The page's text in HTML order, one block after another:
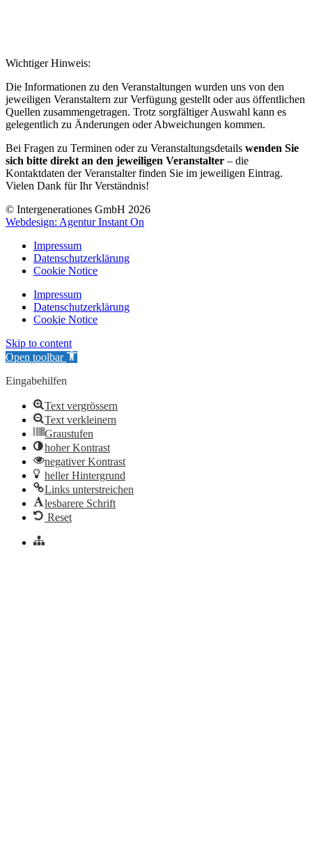
Wichtiger Hinweis:
Die Informationen zu den Veranstaltungen wurden uns von den
jeweiligen Veranstaltern zur Verfügung gestellt oder aus öffentlichen
Quellen zusammengetragen. Trotz sorgfältiger Auswahl kann es
gelegentlich zu Änderungen oder Abweichungen kommen.
Bei Fragen zu Terminen oder zu Veranstaltungsdetails wenden Sie
sich bitte direkt an den jeweiligen Veranstalter – die
Kontaktdaten der Veranstalter finden Sie im jeweiligen Eintrag.
Vielen Dank für Ihr Verständnis!
© Intergenerationes GmbH 2026
Webdesign: Agentur Instant On
Impressum
Datenschutzerklärung
Cookie Notice
Impressum
Datenschutzerklärung
Cookie Notice
Skip to content
Open toolbar
Eingabehilfen
Text vergrössern
Text verkleinern
Graustufen
hoher Kontrast
negativer Kontrast
heller Hintergrund
Links unterstreichen
lesbarere Schrift
Reset